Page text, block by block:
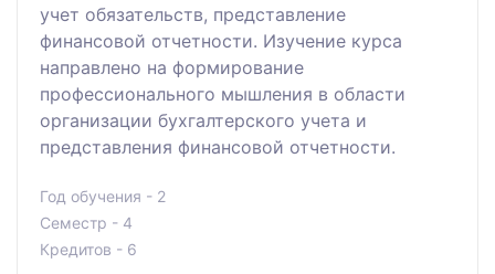
учет обязательств, представление
финансовой отчетности. Изучение курса
направлено на формирование
профессионального мышления в области
организации бухгалтерского учета и
представления финансовой отчетности.
Год обучения - 2
Семестр - 4
Кредитов - 6